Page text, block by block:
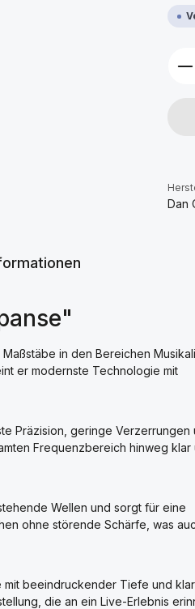
Dan
in den Bereichen
er modernste Technologie mit
Präzision, geringe Verzerrungen
Frequenzbereich hinweg klar
Wellen und sorgt für eine
ohne störende Schärfe, was
mit beeindruckender Tiefe und
die an ein Live-Erlebnis